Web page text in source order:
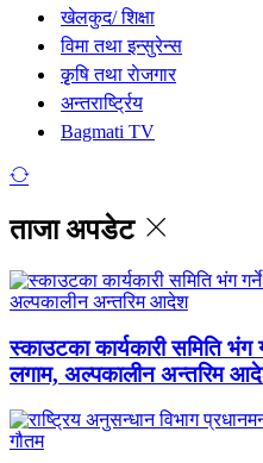
खेलकुद/ शिक्षा
विमा तथा इन्सुरेन्स
कृृषि तथा राेजगार
अन्तरार्ष्ट्रिय
Bagmati TV
ताजा अपडेट
स्काउटका कार्यकारी समिति भंग
लगाम, अल्पकालीन अन्तरिम